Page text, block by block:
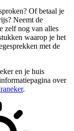
Of betaal je
Neemt de
zelf nog van alles
waarop je het
met de
en je huis
over
.